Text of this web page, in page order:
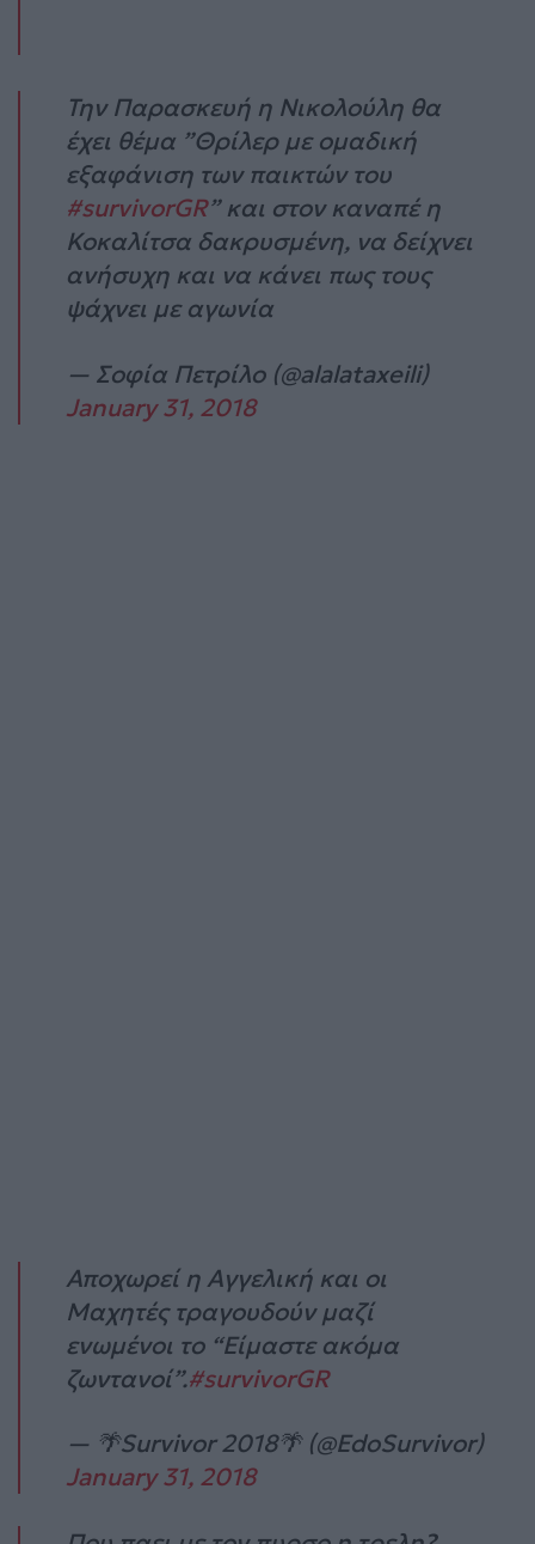
Την Παρασκευή η Νικολούλη θα
έχει θέμα ”Θρίλερ με ομαδική
εξαφάνιση των παικτών του
#survivorGR” και στον καναπέ η
Κοκαλίτσα δακρυσμένη, να δείχνει
ανήσυχη και να κάνει πως τους
ψάχνει με αγωνία
— Σοφία Πετρίλο (@alalataxeili)
January 31, 2018
Αποχωρεί η Αγγελική και οι
Μαχητές τραγουδούν μαζί
ενωμένοι το “Είμαστε ακόμα
ζωντανοί”.#survivorGR
— 🌴Survivor 2018🌴 (@EdoSurvivor)
January 31, 2018